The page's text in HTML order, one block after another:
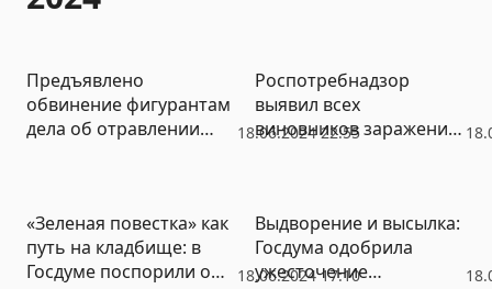
18.06.2024 22:55
Предъявлено
обвинение фигурантам
дела об отравлении
Роспотребнадзор
выявил всех
виновников заражения
18.06.2024 17:10
«Зеленая повестка» как
путь на кладбище: в
Госдуме поспорили о
Выдворение и высылка:
Госдума одобрила
ужесточение